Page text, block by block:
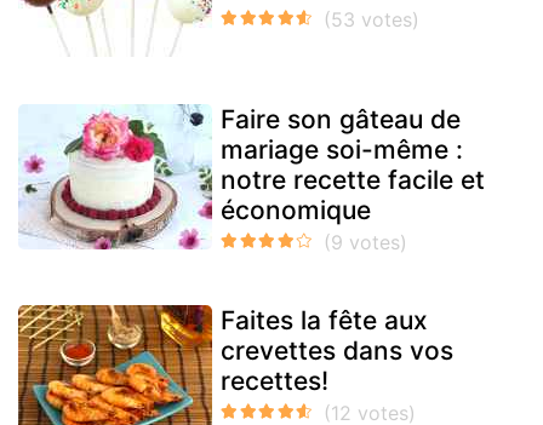
Faire son gâteau de
mariage soi-même :
notre recette facile et
économique
Faites la fête aux
crevettes dans vos
recettes!